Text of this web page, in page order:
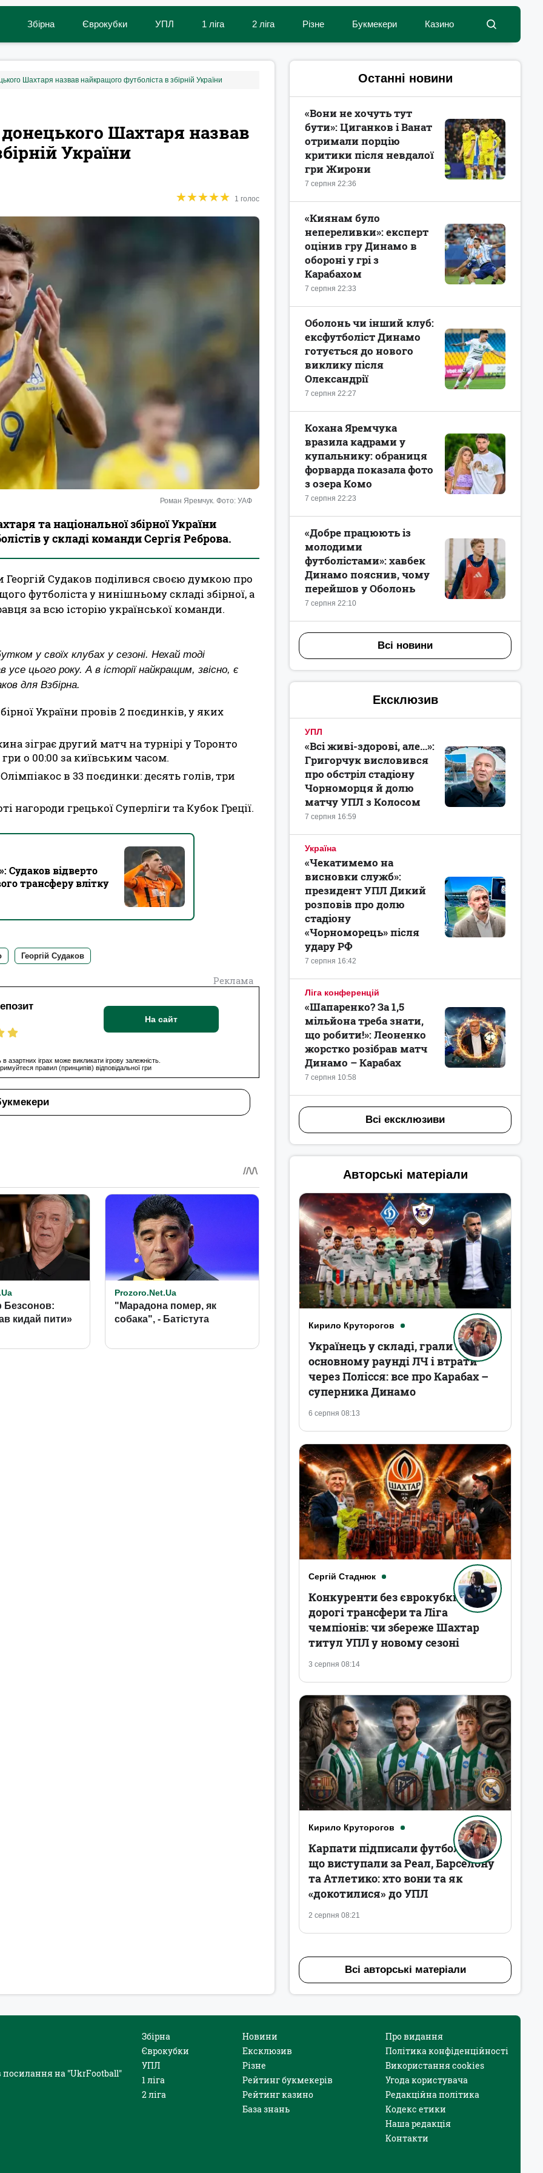
Збірна Єврокубки УПЛ 1 ліга 2 ліга Різне Букмекери Казино
Шахтаря назвав найкращого футболіста в збірній України
Шахтаря назвав
України
★★★★★
★★★★★ 1 голос
Роман Яремчук. Фото: УАФ
та національної збірної України
у складі команди Сергія Реброва.
Судаков поділився своєю думкою про
футболіста у нинішньому складі збірної, а
за всю історію української команди.
у своїх клубах у сезоні. Нехай тоді
цього року. А в історії найкращим, звісно, є
для Взбірна.
України провів 2 поєдинків, у яких
зіграє другий матч на турнірі у Торонто
о 00:00 за київським часом.
в 33 поєдинки: десять голів, три
нагороди грецької Суперліги та Кубок Греції.
Судаков відверто
трансферу влітку
Георгій Судаков
Реклама
На сайт
в азартних іграх може викликати ігрову залежність.
правил (принципів) відповідальної гри
Останні новини
7 серпня 22:36
«Вони не хочуть тут
бути»: Циганков і Ванат
отримали порцію
критики після невдалої
гри Жирони
7 серпня 22:33
«Киянам було
непереливки»: експерт
оцінив гру Динамо в
обороні у грі з
Карабахом
7 серпня 22:27
Оболонь чи інший клуб:
ексфутболіст Динамо
готується до нового
виклику після
Олександрії
7 серпня 22:23
Кохана Яремчука
вразила кадрами у
купальнику: обраниця
форварда показала фото
з озера Комо
7 серпня 22:10
«Добре працюють із
молодими
футболістами»: хавбек
Динамо пояснив, чому
перейшов у Оболонь
Всі новини
Ексклюзив
УПЛ
7 серпня 16:59
«Всі живі-здорові, але...»:
Григорчук висловився
про обстріл стадіону
Чорноморця й долю
матчу УПЛ з Колосом
Україна
7 серпня 16:42
«Чекатимемо на
висновки служб»:
президент УПЛ Дикий
розповів про долю
стадіону
«Чорноморець» після
удару РФ
Ліга конференцій
7 серпня 10:58
«Шапаренко? За 1,5
мільйона треба знати,
що робити!»: Леоненко
жорстко розібрав матч
Динамо – Карабах
Всі ексклюзиви
Авторські матеріали
Кирило Круторогов
6 серпня 08:13
Українець у складі, грали в
основному раунді ЛЧ і втрати
через Полісся: все про Карабах –
суперника Динамо
Сергій Стаднюк
3 серпня 08:14
Конкуренти без єврокубків,
дорогі трансфери та Ліга
чемпіонів: чи збереже Шахтар
титул УПЛ у новому сезоні
Кирило Круторогов
2 серпня 08:21
Карпати підписали футболістів,
що виступали за Реал, Барселону
та Атлетико: хто вони та як
«докотилися» до УПЛ
Всі авторські матеріали
посилання на "UkrFootball"
Збірна
Єврокубки
УПЛ
1 ліга
2 ліга
Новини
Ексклюзив
Різне
Рейтинг букмекерів
Рейтинг казино
База знань
Про видання
Політика конфіденційності
Використання cookies
Угода користувача
Редакційна політика
Кодекс етики
Наша редакція
Контакти